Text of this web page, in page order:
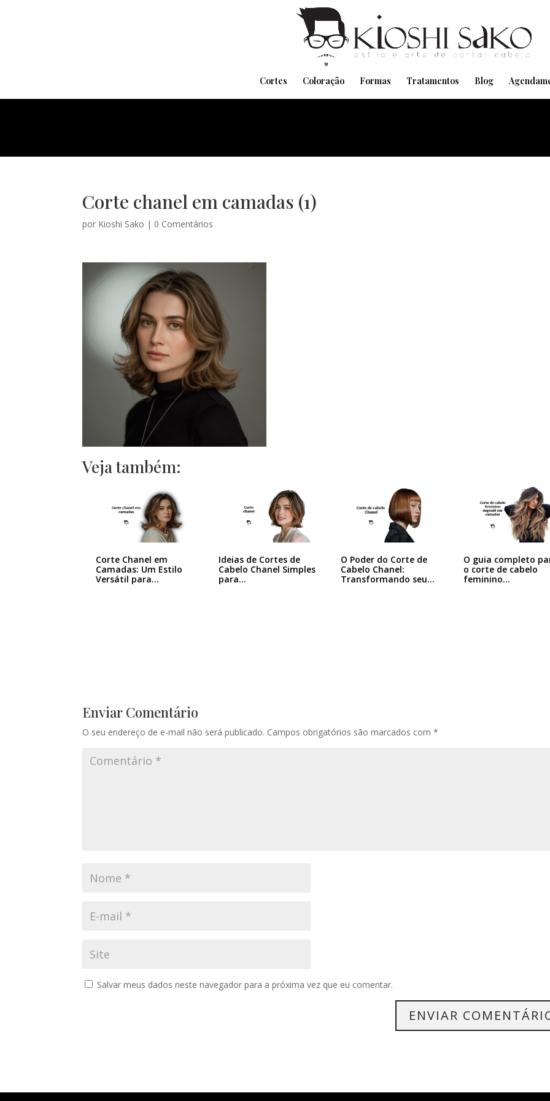
Cortes Coloração Formas Tratamentos Blog
Corte chanel em camadas (1)
por Kioshi Sako | 0 Comentários
Veja também:
Corte Chanel em
Camadas: Um Estilo
Versátil para…
Ideias de Cortes de
Cabelo Chanel Simples
para…
O Poder do Corte de
Cabelo Chanel:
Transformando seu…
O guia completo
o corte de cabelo
feminino…
Enviar Comentário
O seu endereço de e-mail não será publicado. Campos obrigatórios são marcados com*
Salvar meus dados neste navegador para a próxima vez que eu comentar.
Pensando em transformar seu Visual??
Agende pelo Whatsapp